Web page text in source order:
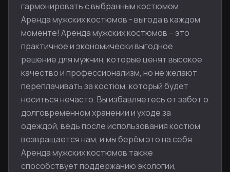
гармонировать с выбранным костюмом.
Аренда мужских костюмов - выгода в каждом
моменте! Аренда мужских костюмов – это
практичное и экономически выгодное
решение для мужчин, которые ценят высокое
качество и профессионализм, но не желают
переплачивать за костюм, который будет
носиться нечасто. Вы избавляетесь от забот о
долговременном хранении и уходе за
одеждой, ведь после использования костюм
возвращается нам, и мы берём это на себя.
Аренда мужских костюмов также
способствует поддержанию экологии,